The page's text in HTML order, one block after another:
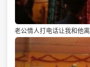
老公情人打电话让我和他